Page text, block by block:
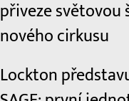
přiveze světovou
nového cirkusu
Lockton